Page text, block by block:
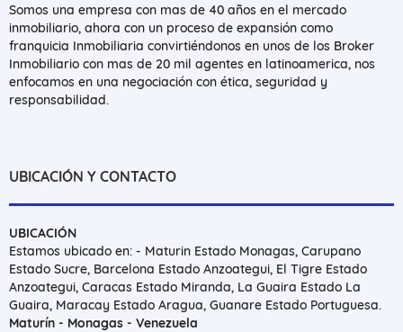
Somos una empresa con mas de 40 años en el mercado
inmobiliario, ahora con un proceso de expansión como
franquicia Inmobiliaria convirtiéndonos en unos de los Broker
Inmobiliario con mas de 20 mil agentes en latinoamerica, nos
enfocamos en una negociación con ética, seguridad y
responsabilidad.
UBICACIÓN Y CONTACTO
UBICACIÓN
Estamos ubicado en: - Maturin Estado Monagas, Carupano
Estado Sucre, Barcelona Estado Anzoategui, El Tigre Estado
Anzoategui, Caracas Estado Miranda, La Guaira Estado La
Guaira, Maracay Estado Aragua, Guanare Estado Portuguesa.
Maturín - Monagas - Venezuela